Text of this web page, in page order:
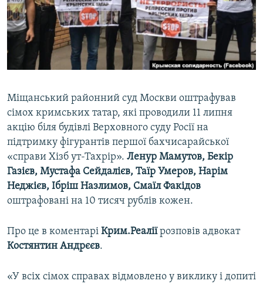
ВІДЕОУРОКИ «ELIFBE»
СВІДЧЕННЯ ОКУПАЦІЇ
УКРАЇНСЬКА ПРОБЛЕМА КРИМУ
Русский
Qırımtatar
Усі сайти RFE/RL
Міщанський районний суд Москви оштрафував
сімох кримських татар, які проводили 11 липня
акцію біля будівлі Верховного суду Росії на
підтримку фігурантів першої бахчисарайської
«справи Хізб ут-Тахрір». Ленур Мамутов, Бекір
Газієв, Мустафа Сейдалієв, Таїр Умеров, Нарім
Неджієв, Ібріш Назлимов, Смаїл Факідов
оштрафовані на 10 тисяч рублів кожен.
Про це в коментарі Крим.Реаліїрозповів адвокат
Костянтин Андрєєв.
«У всіх сімох справах відмовлено у виклику і допиті